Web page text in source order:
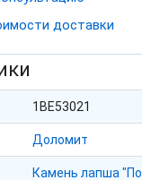
доставки
1BE53021
Доломит
Камень лапша